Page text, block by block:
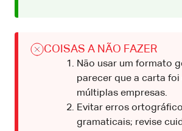
COISAS A NÃO FAZER
Não usar um formato
parecer que a carta foi
múltiplas empresas.
Evitar erros
gramaticais; revise